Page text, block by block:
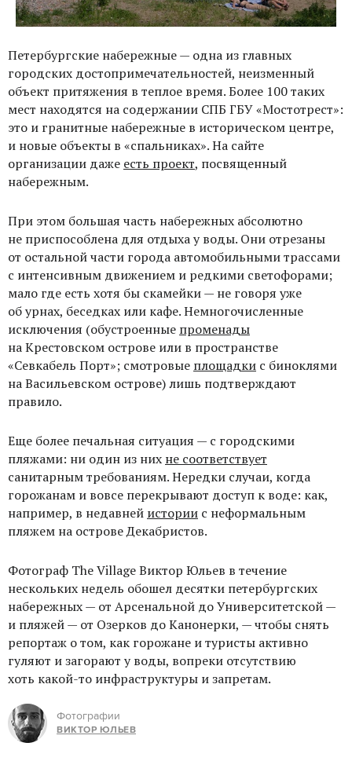
Петербургские набережные — одна из главных
городских достопримечательностей, неизменный
объект притяжения в теплое время. Более 100 таких
мест находятся на содержании СПБ ГБУ «Мостотрест»:
это и гранитные набережные в историческом центре,
и новые объекты в «спальниках». На сайте
организации даже есть проект, посвященный
набережным.
При этом большая часть набережных абсолютно
не приспособлена для отдыха у воды. Они отрезаны
от остальной части города автомобильными трассами
с интенсивным движением и редкими светофорами;
мало где есть хотя бы скамейки — не говоря уже
об урнах, беседках или кафе. Немногочисленные
исключения (обустроенные променады
на Крестовском острове или в пространстве
«Севкабель Порт»; смотровые площадки с биноклями
на Васильевском острове) лишь подтверждают
правило.
Еще более печальная ситуация — с городскими
пляжами: ни один из них не соответствует
санитарным требованиям. Нередки случаи, когда
горожанам и вовсе перекрывают доступ к воде: как,
например, в недавней истории с неформальным
пляжем на острове Декабристов.
Фотограф The Village Виктор Юльев в течение
нескольких недель обошел десятки петербургских
набережных — от Арсенальной до Университетской —
и пляжей — от Озерков до Канонерки, — чтобы снять
репортаж о том, как горожане и туристы активно
гуляют и загорают у воды, вопреки отсутствию
хоть какой-то инфраструктуры и запретам.
Фотографии
ВИКТОР ЮЛЬЕВ